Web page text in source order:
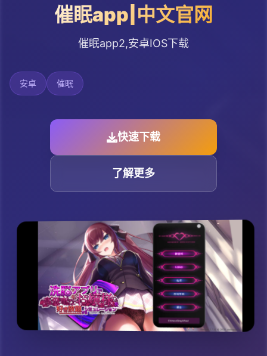
催眠app|中文官网
催眠app2,安卓IOS下载
安卓 催眠
快速下载
了解更多